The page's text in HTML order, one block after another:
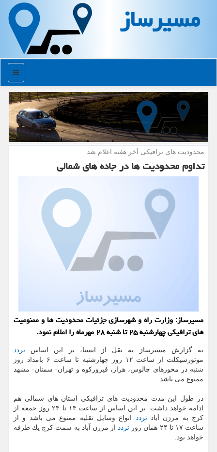
مسیرساز
منو
محدودیت های ترافیكی آخر هفته اعلام شد
تداوم محدودیت ها در جاده های شمالی
مسیرساز: وزارت راه و شهرسازی جزئیات محدودیت ها و ممنوعیت
های ترافیكی چهارشنبه ۲۵ تا شنبه ۲۸ مهرماه را اعلام نمود.
به گزارش مسیرساز به نقل از ایسنا، بر این اساس تردد
موتورسیكلت از ساعت ۱۲ روز چهارشنبه تا ساعت ۶ بامداد روز
شنبه در محورهای چالوس، هراز، فیروزكوه و تهران- سمنان- مشهد
ممنوع می باشد.
در طول این مدت محدودیت های ترافیكی استان های شمالی هم
ادامه خواهد داشت. بر این اساس از ساعت ۱۴ تا ۲۴ روز جمعه از
كرج به مرزن آبادتردد
انواع وسایل نقلیه ممنوع می باشد و از
ساعت ۱۷ تا ۲۴ همان روز
تردد از مرزن آباد به سمت كرج یك طرفه
خواهد بود.